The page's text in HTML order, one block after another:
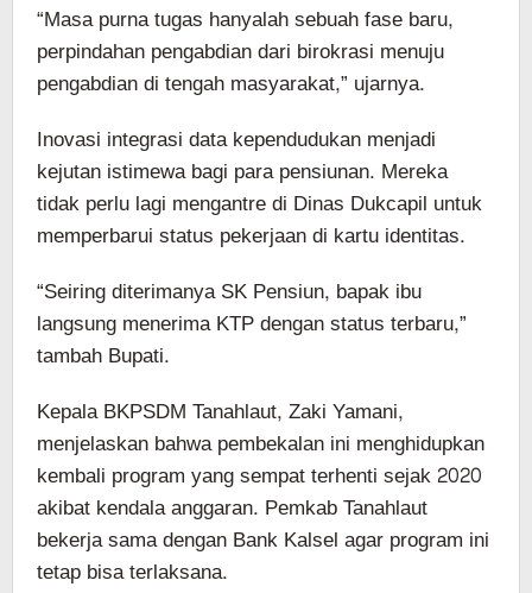
“Masa purna tugas hanyalah sebuah fase baru,
perpindahan pengabdian dari birokrasi menuju
pengabdian di tengah masyarakat,” ujarnya.
Inovasi integrasi data kependudukan menjadi
kejutan istimewa bagi para pensiunan. Mereka
tidak perlu lagi mengantre di Dinas Dukcapil untuk
memperbarui status pekerjaan di kartu identitas.
“Seiring diterimanya SK Pensiun, bapak ibu
langsung menerima KTP dengan status terbaru,”
tambah Bupati.
Kepala BKPSDM Tanahlaut, Zaki Yamani,
menjelaskan bahwa pembekalan ini menghidupkan
kembali program yang sempat terhenti sejak 2020
akibat kendala anggaran. Pemkab Tanahlaut
bekerja sama dengan Bank Kalsel agar program ini
tetap bisa terlaksana.